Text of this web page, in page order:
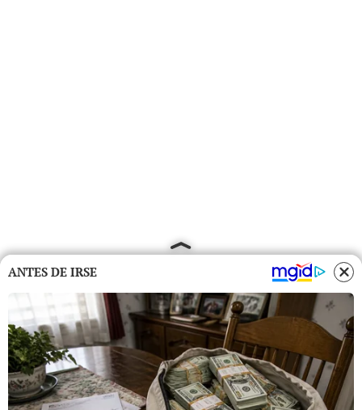
ANTES DE IRSE